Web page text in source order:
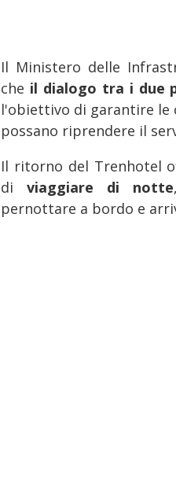
Il Ministero delle
che il dialogo tra i due
l'obiettivo di garantire le
possano riprendere il
Il ritorno del Trenhotel
di viaggiare di notte
pernottare a bordo e